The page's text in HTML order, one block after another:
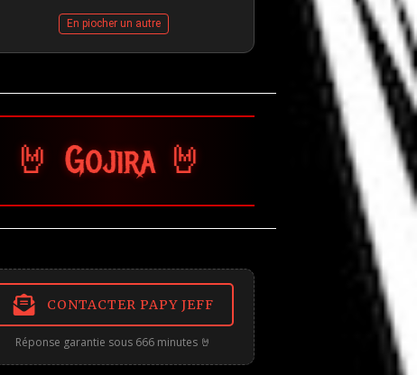
En piocher un autre
🤘
CONTACTER PAPY JEFF
Réponse garantie sous 666 minutes 🤘